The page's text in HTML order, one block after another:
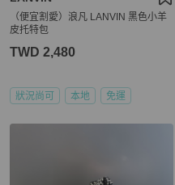
（便宜割愛）浪凡 LANVIN 黑色小羊
皮托特包
TWD 2,480
狀況尚可 本地 免運